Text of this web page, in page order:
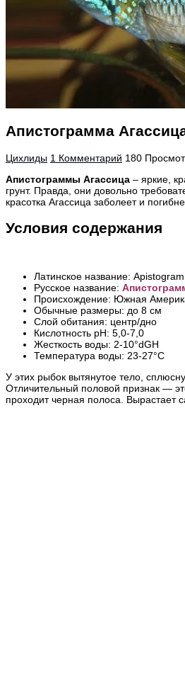
Апистограмма
Цихлиды 1 Комментарий 180
Апистограммы Агассица – яркие,
грунт. Правда, они довольно
красотка Агассица заболеет и
Условия содержания
Латинское название:
Русское название:
Происхождение: Южная
Обычные размеры: до 8 см
Слой обитания: центр/дно
Кислотность pH: 5,0-7,0
Жесткость воды: 2-10°dGH
Температура воды: 23-27°С
У этих рыбок вытянутое тело,
Отличительный половой признак —
проходит черная полоса.